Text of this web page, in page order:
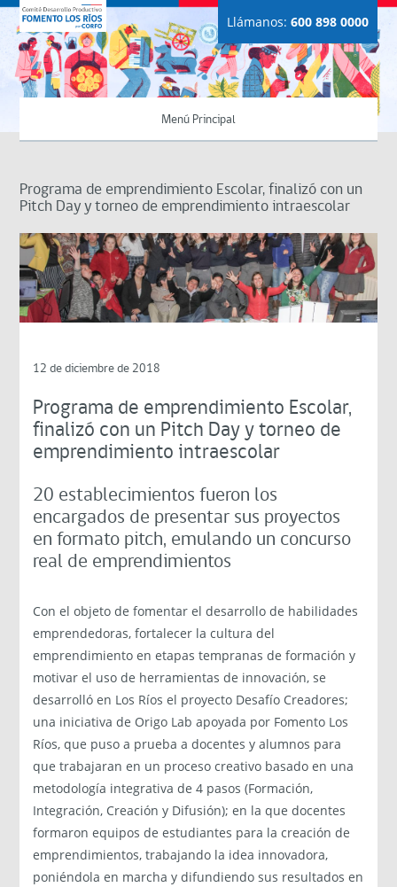
Llámanos: 600 898 0000
Menú Principal
Programa de emprendimiento Escolar, finalizó con un
Pitch Day y torneo de emprendimiento intraescolar
12 de diciembre de 2018
Programa de emprendimiento Escolar,
finalizó con un Pitch Day y torneo de
emprendimiento intraescolar
20 establecimientos fueron los
encargados de presentar sus proyectos
en formato pitch, emulando un concurso
real de emprendimientos
Con el objeto de fomentar el desarrollo de habilidades
emprendedoras, fortalecer la cultura del
emprendimiento en etapas tempranas de formación y
motivar el uso de herramientas de innovación, se
desarrolló en Los Ríos el proyecto Desafío Creadores;
una iniciativa de Origo Lab apoyada por Fomento Los
Ríos, que puso a prueba a docentes y alumnos para
que trabajaran en un proceso creativo basado en una
metodología integrativa de 4 pasos (Formación,
Integración, Creación y Difusión); en la que docentes
formaron equipos de estudiantes para la creación de
emprendimientos, trabajando la idea innovadora,
poniéndola en marcha y difundiendo sus resultados en